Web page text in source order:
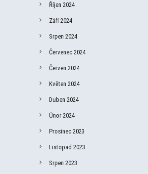
Říjen 2024
Září 2024
Srpen 2024
Červenec 2024
Červen 2024
Květen 2024
Duben 2024
Únor 2024
Prosinec 2023
Listopad 2023
Srpen 2023